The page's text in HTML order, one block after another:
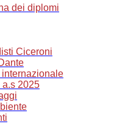
dei diplomi
Ciceroni
internazionale
2025